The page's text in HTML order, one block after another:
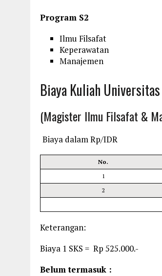
Program S2
Ilmu Filsafat
Keperawatan
Manajemen
Biaya Kuliah
(Magister Ilmu Filsafat &
Biaya dalam Rp/IDR
No.
1
2
Keterangan:
Biaya 1 SKS = Rp 525.000.-
Belumtermasuk :